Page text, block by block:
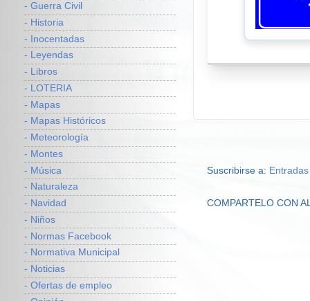
Suscribirse a:
COMPARTELO CON
- Guerra Civil
- Historia
- Inocentadas
- Leyendas
- Libros
- LOTERIA
- Mapas
- Mapas Históricos
- Meteorología
- Montes
- Música
- Naturaleza
- Navidad
- Niños
- Normas Facebook
- Normativa Municipal
- Noticias
- Ofertas de empleo